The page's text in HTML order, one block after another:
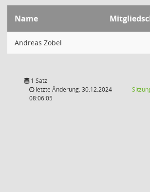
Name
Andreas Zobel
1 Satz
letzte Änderung: 30.12.2024
08:06:05